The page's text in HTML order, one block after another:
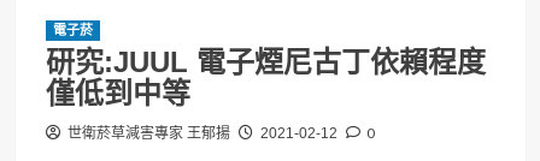
電子菸
研究:JUUL 電子煙尼古丁依賴程度
僅低到中等
世衛菸草減害專家 王郁揚 2021-02-12 0